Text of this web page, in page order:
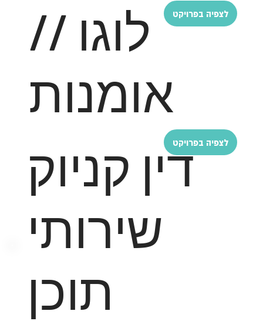
לצפיה בפרויקט
לוגו //
אומנות
לצפיה בפרויקטדין קניוק
שירותי
תוכן